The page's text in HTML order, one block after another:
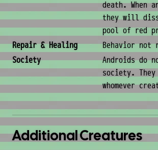
death. When
they will
pool of red
Repair & Healing
Behavior not
Society
Androids do
society. They
whomever
Additional Creatures